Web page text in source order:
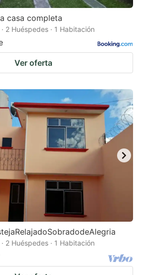
casa completa
2 Huéspedes · 1 Habitación
Ver oferta
2 Huéspedes · 1 Habitación